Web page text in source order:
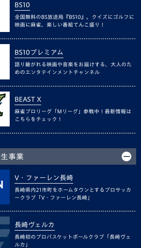
BS10
全国無料のBS放送局『BS10』。クイズにゴルフに
映画に麻雀、楽しい番組てんこ盛り！
BS10プレミアム
語り継がれる映画や音楽をお届けする、大人のた
めのエンタテインメントチャンネル
BEAST X
麻雀プロリーグ「Mリーグ」参戦中！最新情報は
こちらをチェック！
事業
V・ファーレン長崎
長崎県内21市町をホームタウンとするプロサッカ
ークラブ「V・ファーレン長崎」
長崎ヴェルカ
長崎初のプロバスケットボールクラブ「長崎ヴェ
ルカ」